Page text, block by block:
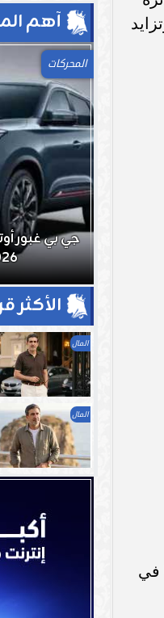
في
آهم
المحركات
2026
الأكثر
المال
المال